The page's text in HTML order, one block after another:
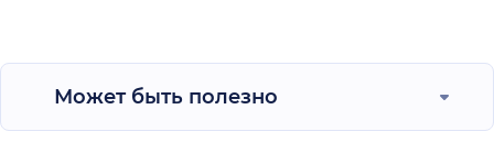
Может быть полезно